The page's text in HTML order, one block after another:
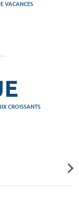
VACANCES
CROISSANTS